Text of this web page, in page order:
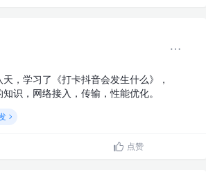
，学习了《打卡抖音会发生什么》，
识，网络接入，传输，性能优化。
点赞